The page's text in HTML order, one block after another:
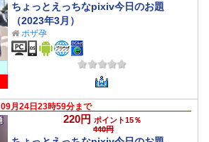
ちょっとえっちなpixiv今日のお題
（2023年3月）
ポザ孕
09月24日23時59分まで
220円 ポイント15％
440円